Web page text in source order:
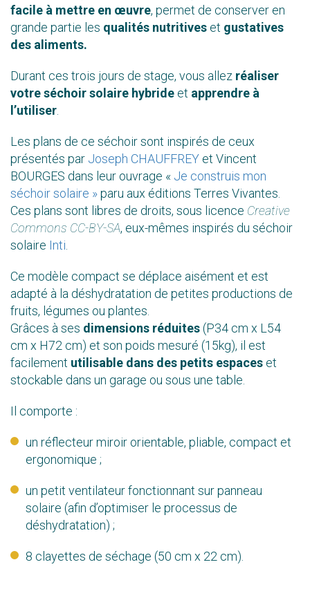
facile à mettre en œuvre, permet de conserver en
grande partie les qualités nutritives et gustatives
des aliments.
Durant ces trois jours de stage, vous allez réaliser
votre séchoir solaire hybride et apprendre à
l’utiliser
Les plans de ce séchoir sont inspirés de ceux
présentés par Joseph CHAUFFREY et Vincent
BOURGES dans leur ouvrage « Je construis mon
séchoir solaire »paru aux éditions Terres Vivantes.
Ces plans sont libres de droits, sous licence Creative
Commons CC-BY-SA, eux-mêmes inspirés du séchoir
solaire Inti
Ce modèle compact se déplace aisément et est
adapté à la déshydratation de petites productions de
fruits, légumes ou plantes.
Grâces à ses dimensions réduites(P34 cm x L54
cm x H72 cm) et son poids mesuré (15kg), il est
facilement utilisable dans des petits espaces et
stockable dans un garage ou sous une table.
Il comporte :
un réflecteur miroir orientable, pliable, compact et
ergonomique ;
un petit ventilateur fonctionnant sur panneau
solaire (afin d’optimiser le processus de
déshydratation) ;
8 clayettes de séchage (50 cm x 22 cm).